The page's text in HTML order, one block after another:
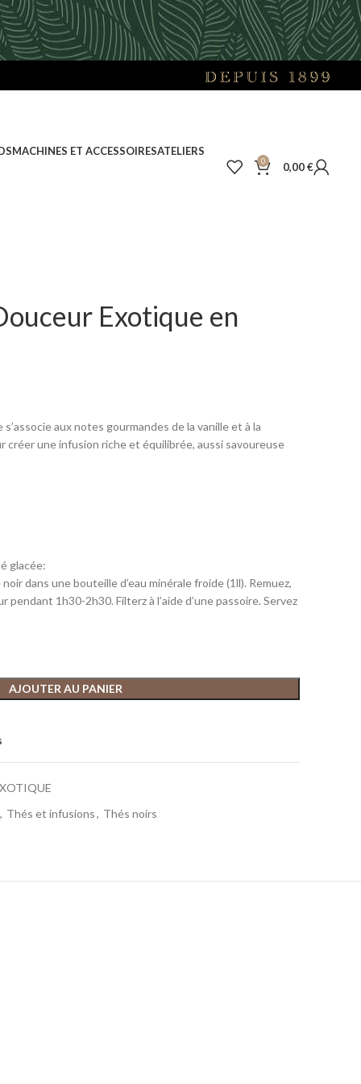
MACHINES ET ACCESSOIRESATELIERS
0 0,00€
Exotique en
aux notes gourmandes de la vanille et à la
créer une infusion riche et équilibrée, aussi savoureuse
glacée:
dans une bouteille d’eau minérale froide (1ll). Remuez,
1h30-2h30. Filterz à l’aide d’une passoire. Servez
AJOUTER AU PANIER
, Thés et infusions, Thés noirs